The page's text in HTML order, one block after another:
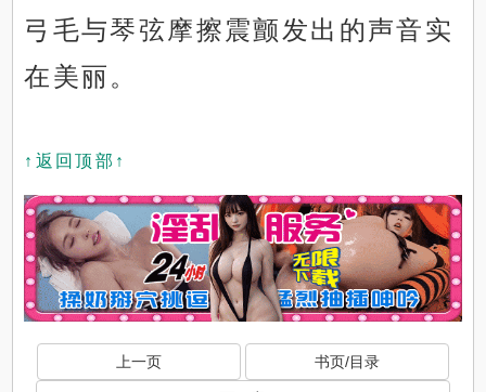
弓毛与琴弦摩擦震颤发出的声音实
在美丽。
↑返回顶部↑
上一页 书页/目录